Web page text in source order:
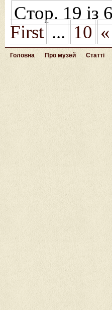
Стор. 19 із
First ... 10 «
Головна Про музей Статті